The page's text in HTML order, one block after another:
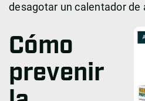
desagotar un calentador de
Cómo
prevenir